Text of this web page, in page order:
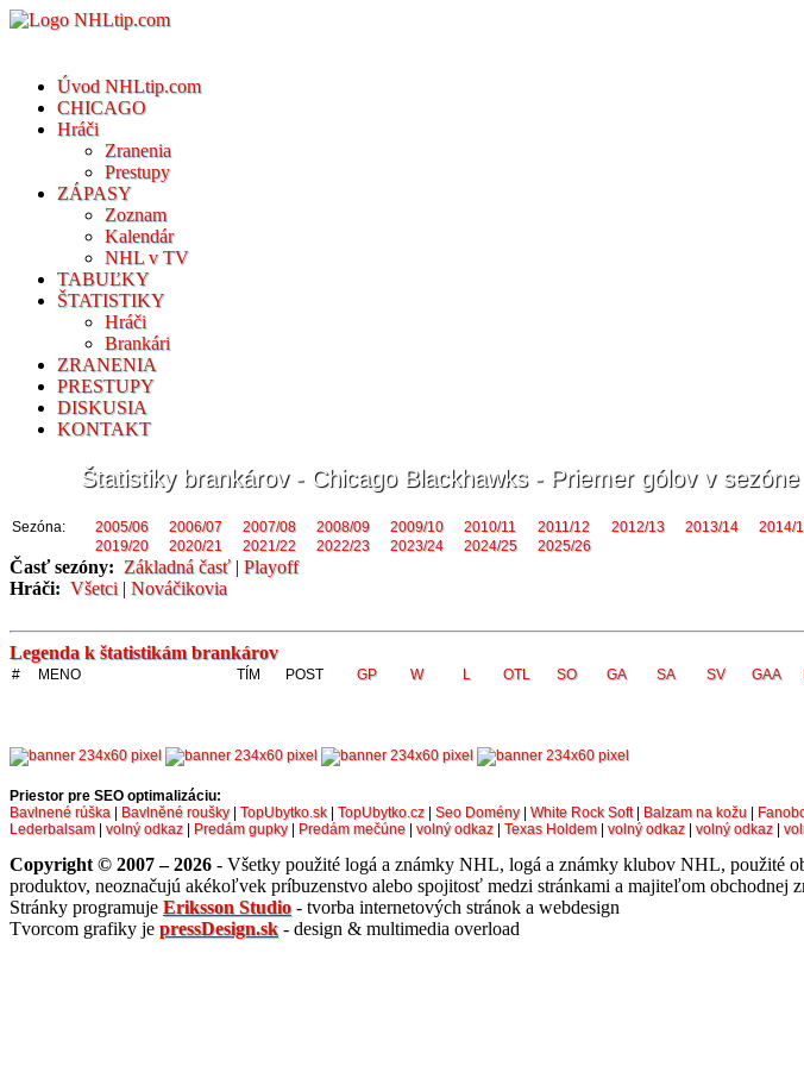
Úvod NHLtip.com
CHICAGO
Hráči
Zranenia
Prestupy
ZÁPASY
Zoznam
Kalendár
NHL v TV
TABUĽKY
ŠTATISTIKY
Hráči
Brankári
ZRANENIA
PRESTUPY
DISKUSIA
KONTAKT
Štatistiky brankárov - Chicago Blackhawks - Priemer gólov v
Sezóna: 2005/06 2006/07 2007/08 2008/09 2009/10 2010/11 2011/12 2012/13 2013/14 2014/
2019/20
2020/21 2021/22 2022/23 2023/24 2024/25 2025/26
Časť sezóny: Základná časť| Playoff
Hráči: Všetci | Nováčikovia
Legenda k štatistikám brankárov
# MENO TÍM POST GP W L OTL SO GA SA SV GAA
Priestor pre SEO optimalizáciu:
Bavlnené rúška
Bavlněné roušky| TopUbytko.sk| TopUbytko.cz| Seo Domény| White Rock Soft| Balzam na kožu
Lederbalsam| volný odkaz| Predám gupky| Predám mečúne volný odkaz| Texas Holdem| volný odkaz| volný odkaz|
Copyright © 2007 – 2026 - Všetky použité logá a známky NHL, logá a známky klubov NHL, použité
produktov, neoznačujú akékoľvek príbuzenstvo alebo spojitosť medzi stránkami a majiteľom obchodnej
Stránky programuje Eriksson Studio- tvorba internetových stránok a webdesign
Tvorcom grafiky je pressDesign.sk - design & multimedia overload